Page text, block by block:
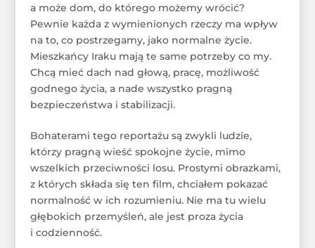
a może dom, do którego możemy wrócić?
Pewnie każda z wymienionych rzeczy ma wpływ
na to, co postrzegamy, jako normalne życie.
Mieszkańcy Iraku mają te same potrzeby co my.
Chcą mieć dach nad głową, pracę, możliwość
godnego życia, a nade wszystko pragną
bezpieczeństwa i stabilizacji.
Bohaterami tego reportażu są zwykli ludzie,
którzy pragną wieść spokojne życie, mimo
wszelkich przeciwności losu. Prostymi obrazkami,
z których składa się ten film, chciałem pokazać
normalność w ich rozumieniu. Nie ma tu wielu
głębokich przemyśleń, ale jest proza życia
i codzienność.